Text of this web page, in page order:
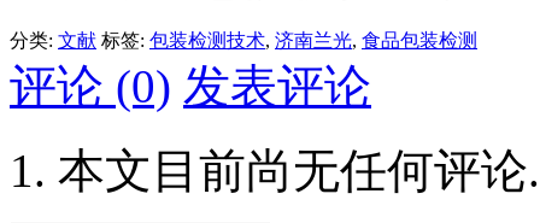
分类: 文献 标签: 包装检测技术, 济南兰光, 食品包装检测
评论 (0) 发表评论
本文目前尚无任何评论.